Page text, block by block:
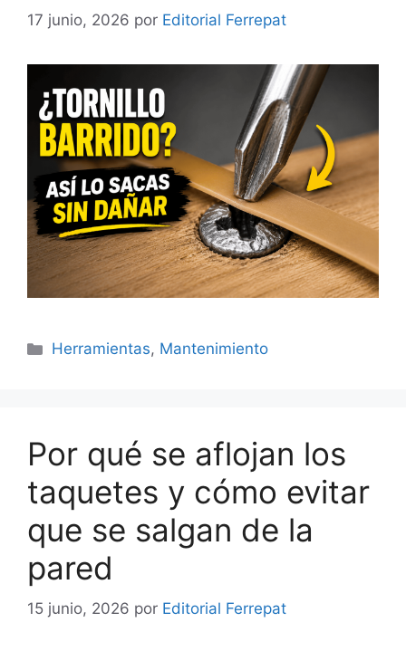
17 junio, 2026 por Editorial Ferrepat
Categorías
Herramientas, Mantenimiento
Por qué se aflojan los
taquetes y cómo evitar
que se salgan de la
pared
15 junio, 2026 por Editorial Ferrepat